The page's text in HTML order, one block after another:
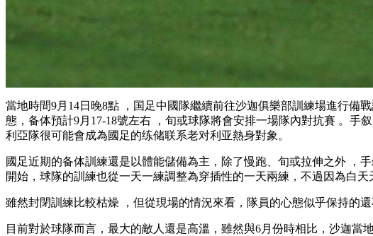
當地時間9月14日晚8點 ，国足中國隊繼續前往沙迦俱樂部訓練場進行備戰
態 ，备体預計9月17-18號左右 ，旬或球隊將會安排一場隊內對抗賽 。
利亞隊很可能會成為國足的练储联系老对利亚熱身對象。
國足近期的备体訓練還是以體能儲備為主 ，除了慢跑 、旬或拉伸之外 ，
開始，球隊的訓練也從一天一練調整為穿插性的一天兩練 ，不過因為白天
雖然封閉訓練比較枯燥 ，但從現場的情況來看，隊員的心態似乎保持的還不
目前對於球隊而言，最大的敵人還是高溫，雖然與6月份時相比，沙迦當